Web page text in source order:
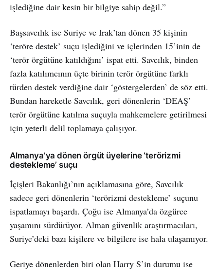
işlediğine dair kesin bir bilgiye sahip değil.”
Başsavcılık ise Suriye ve Irak’tan dönen 35 kişinin
‘teröre destek’ suçu işlediğini ve içlerinden 15’inin de
‘terör örgütüne katıldığını’ ispat etti. Savcılık, binden
fazla katılımcının üçte birinin terör örgütüne farklı
türden destek verdiğine dair ‘göstergelerden’ de söz etti.
Bundan hareketle Savcılık, geri dönenlerin ‘DEAŞ’
terör örgütüne katılma suçuyla mahkemelere getirilmesi
için yeterli delil toplamaya çalışıyor.
Almanya’ya dönen örgüt üyelerine ‘terörizmi
destekleme’ suçu
İçişleri Bakanlığı’nın açıklamasına göre, Savcılık
sadece geri dönenlerin ‘terörizmi destekleme’ suçunu
ispatlamayı başardı. Çoğu ise Almanya’da özgürce
yaşamını sürdürüyor. Alman güvenlik araştırmacıları,
Suriye’deki bazı kişilere ve bilgilere ise hala ulaşamıyor.
Geriye dönenlerden biri olan Harry S’in durumu ise